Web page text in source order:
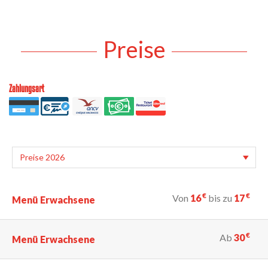
Preise
Zahlungsart
Menü Erwachsene Von 16€ bis zu 17€
Menü Erwachsene Ab 30€